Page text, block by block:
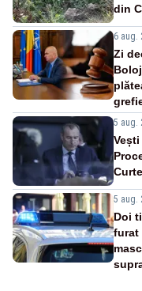
din
6 aug.
Zi
5 aug.
5 aug.
Doi
furat